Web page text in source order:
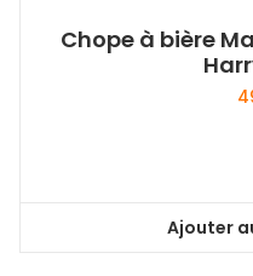
Chope à bière
Ajouter